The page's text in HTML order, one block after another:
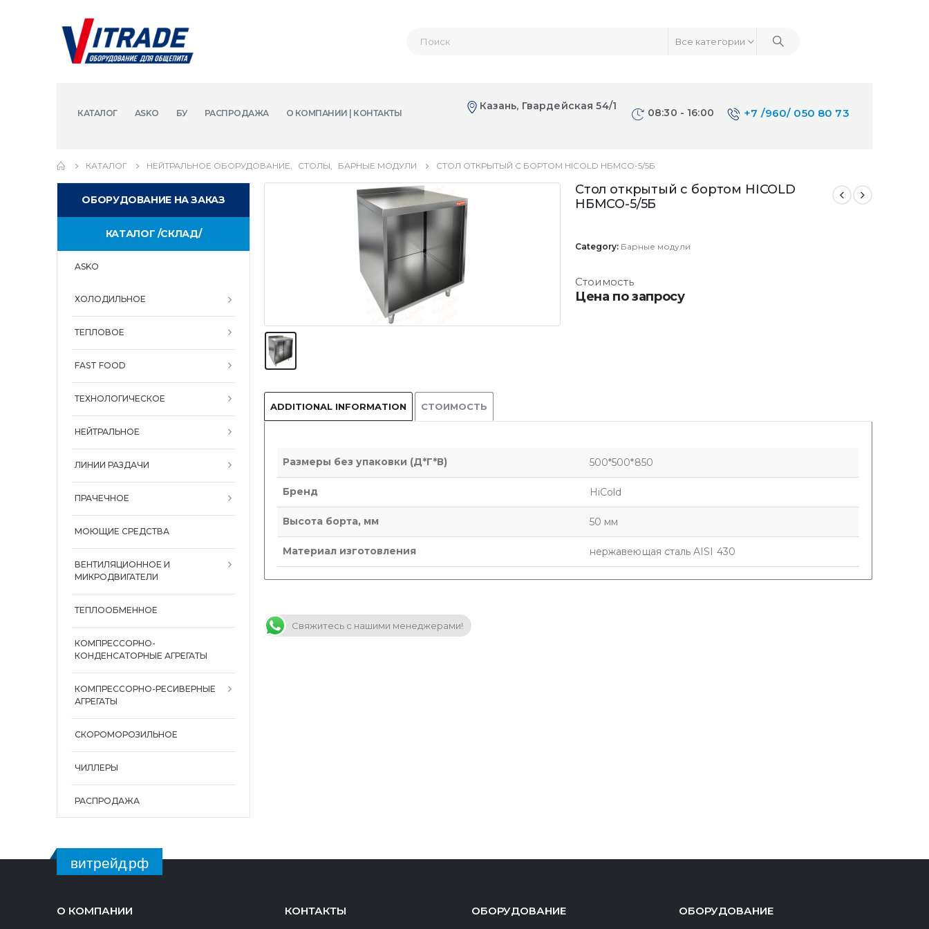
Все категории
КАТАЛОГ ASKO БУ РАСПРОДАЖА О КОМПАНИИ | КОНТАКТЫ
Казань, Гвардейская 54/1
08:30 - 16:00 +7 /960/ 050 80 73
КАТАЛОГ НЕЙТРАЛЬНОЕ ОБОРУДОВАНИЕ СТОЛЫ БАРНЫЕ МОДУЛИ СТОЛ ОТКРЫТЫЙ С БОРТОМ HICOLD НБМСО-5/5Б
Стол открытый с бортом HICOLD
НБМСО-5/5Б
Category: Барные модули
Стоимость
Цена по запросу
ADDITIONAL INFORMATION СТОИМОСТЬ
Размеры без упаковки (Д*Г*В) 500*500*850
Бренд HiCold
Высота борта, мм 50 мм
Материал изготовления нержавеющая сталь AISI 430
Свяжитесь с нашими менеджерами!
ОБОРУДОВАНИЕ НА ЗАКАЗ
КАТАЛОГ /СКЛАД/
ASKO
ХОЛОДИЛЬНОЕ
ТЕПЛОВОЕ
FAST FOOD
ТЕХНОЛОГИЧЕСКОЕ
НЕЙТРАЛЬНОЕ
ЛИНИИ РАЗДАЧИ
ПРАЧЕЧНОЕ
МОЮЩИЕ СРЕДСТВА
ВЕНТИЛЯЦИОННОЕ И
МИКРОДВИГАТЕЛИ
ТЕПЛООБМЕННОЕ
КОМПРЕССОРНО-
КОНДЕНСАТОРНЫЕ АГРЕГАТЫ
КОМПРЕССОРНО-РЕСИВЕРНЫЕ
АГРЕГАТЫ
СКОРОМОРОЗИЛЬНОЕ
ЧИЛЛЕРЫ
РАСПРОДАЖА
витрейд.рф
О КОМПАНИИ КОНТАКТЫ ОБОРУДОВАНИЕ ОБОРУДОВАНИЕ